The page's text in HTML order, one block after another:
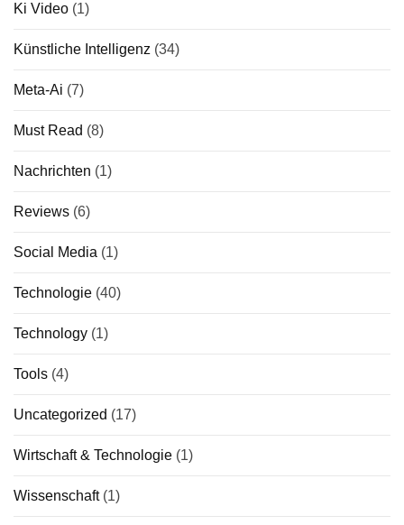
Ki Video (1)
Künstliche Intelligenz (34)
Meta-Ai (7)
Must Read (8)
Nachrichten (1)
Reviews (6)
Social Media (1)
Technologie (40)
Technology (1)
Tools (4)
Uncategorized (17)
Wirtschaft & Technologie (1)
Wissenschaft(1)